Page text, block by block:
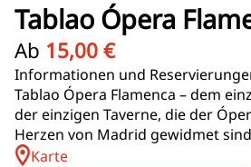
Tablao Ópera
Ab 15,00 €
Informationen und
Tablao Ópera Flamenca – dem
der einzigen Taverne, die der
Herzen von Madrid gewidmet
Karte